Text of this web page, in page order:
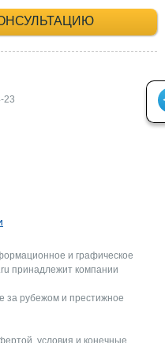
(495) 660-35-
23
и графическое
принадлежит компании
за рубежом и престижное
условия и конечные